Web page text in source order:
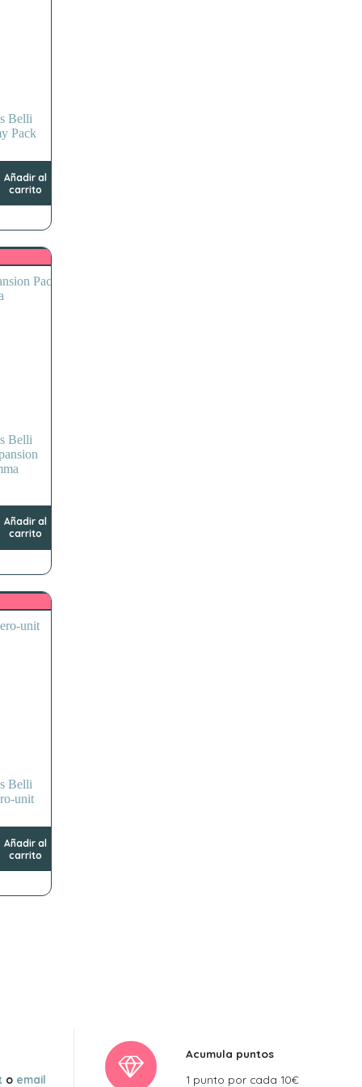
Belli
Pack
Añadir al
carrito
Belli
Añadir al
carrito
Belli
unit
Añadir al
carrito
o email
Acumula puntos
1 punto por cada 10€